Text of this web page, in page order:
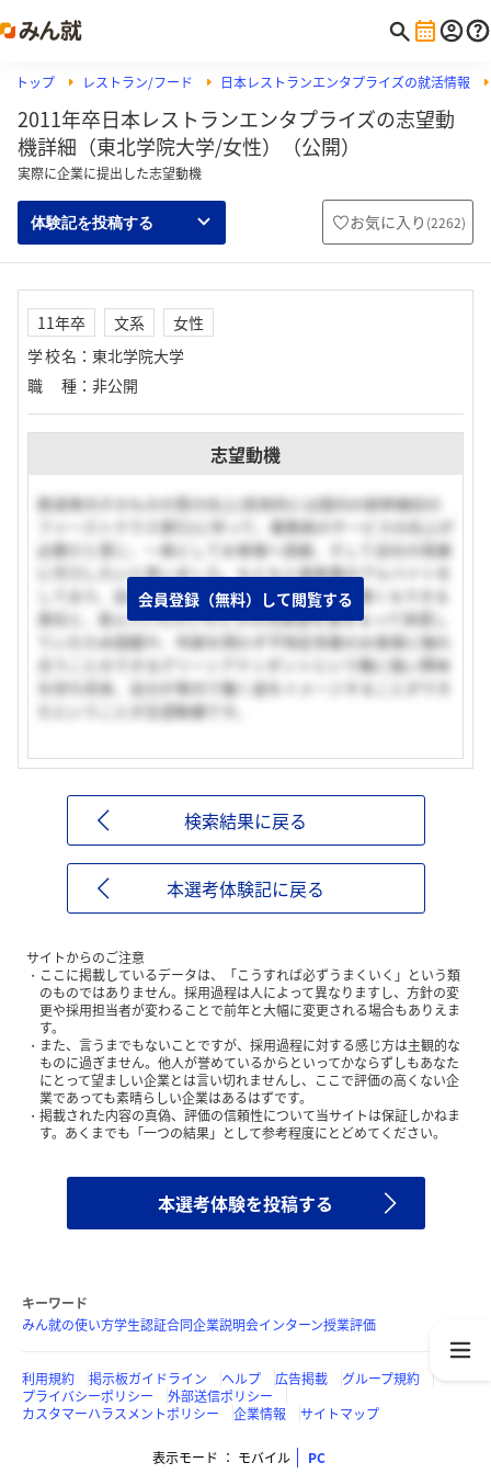
トップ レストラン/フード 日本レストランエンタプライズの就活情報
2011年卒日本レストランエンタプライズの志望動
機詳細（東北学院大学/女性）（公開）
実際に企業に提出した志望動機
体験記を投稿する お気に入り (2262)
11年卒 文系
女性
学校名 ： 東北学院大学
職種 ： 非公開
志望動機
鉄道車内そのものの質の向上(具体的には国内の新幹線初の
ファーストクラス導引)に伴って、乗務員のサービスの向上が
必要だと感じ、一員としてお客様へ貢献、そして会社の発展
に尽力したいと思いました。もともと接客業のアルバイトを
しており、自分の行動一つでその空間を良くも悪くもできる
責任と、喜んでいただいたときの充実感を身をもって体感し
ていたため国籍や、年齢を問わず不特定多数のお客様と触れ
合うことのできるグリーンアテンダントという職に強い興味
を持ち将来、自分が車内で働く姿をイメージすることができ
たということが志望動機です。
会員登録（無料）して閲覧する
検索結果に戻る
本選考体験記に戻る
サイトからのご注意
ここに掲載しているデータは、「こうすれば必ずうまくいく」という類
のものではありません。採用過程は人によって異なりますし、方針の変
更や採用担当者が変わることで前年と大幅に変更される場合もありえま
す。
また、言うまでもないことですが、採用過程に対する感じ方は主観的な
ものに過ぎません。他人が誉めているからといってかならずしもあなた
にとって望ましい企業とは言い切れませんし、ここで評価の高くない企
業であっても素晴らしい企業はあるはずです。
掲載された内容の真偽、評価の信頼性について当サイトは保証しかねま
す。あくまでも「一つの結果」として参考程度にとどめてください。
本選考体験を投稿する
キーワード
みん就の使い方学生認証合同企業説明会インターン授業評価
利用規約 掲示板ガイドライン ヘルプ 広告掲載
グループ規約
プライバシーポリシー
外部送信ポリシー
カスタマーハラスメントポリシー
企業情報 サイトマップ
表示モード モバイル PC